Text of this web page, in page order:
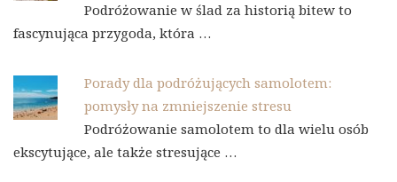
Podróżowanie w ślad za historią bitew to
fascynująca przygoda, która …
Porady dla podróżujących samolotem:
pomysły na zmniejszenie stresu
Podróżowanie samolotem to dla wielu osób
ekscytujące, ale także stresujące …